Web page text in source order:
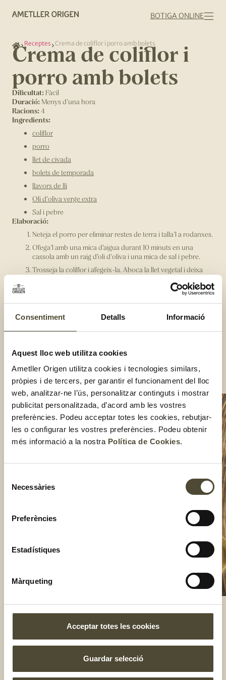
Consentiment Detalls Informació
Aquest lloc web utilitza cookies
Ametller Origen utilitza cookies i tecnologies similars,
pròpies i de tercers, per garantir el funcionament del lloc
web, analitzar-ne l’ús, personalitzar continguts i mostrar
publicitat personalitzada, d’acord amb les vostres
preferències. Podeu acceptar totes les cookies, rebutjar-
les o configurar les vostres preferències. Podeu obtenir
més informació a la nostra Política de Cookies.
Necessàries
Preferències
Estadístiques
Màrqueting
Acceptar totes les cookies
Guardar selecció
BOTIGA ONLINE
Receptes Crema de coliflor i porro amb bolets
Crema de coliflor i
porro amb bolets
Dificultat: Fàcil
Duració: Menys d'una hora
Racions:4
Ingredients:
coliflor
porro
llet de civada
bolets de temporada
llavors de lli
Oli d'oliva verge extra
Sal i pebre
Elaboració:
Neteja el porro per eliminar restes de terra i talla'l a rodanxes.
Ofega'l amb una mica d’aigua durant 10 minuts en una
cassola amb un raig d’oli d'oliva i una mica de sal i pebre.
Trosseja la coliflor i afegeix-la. Aboca la llet vegetal i deixa
minuts, fins que la coliflor estigui tendra però no passada.
assegurant-te que no quedi terra.
i pebre al gust.
Serveix la crema i afegeix-li els bolets i les llavors per damunt.
Compartir:
El gust és nostre